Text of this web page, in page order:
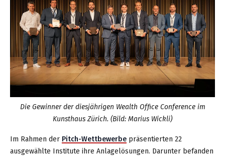
Die Gewinner der diesjährigen Wealth Office Conference im
Kunsthaus Zürich. (Bild: Marius Wickli)
Im Rahmen der Pitch-Wettbewerbe präsentierten 22
ausgewählte Institute ihre Anlagelösungen. Darunter befanden